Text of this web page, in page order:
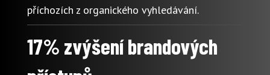
příchozích z organického vyhledávání.
17% zvýšení brandových